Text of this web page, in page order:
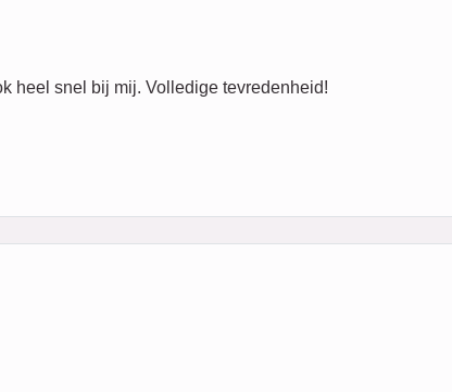
heel snel bij mij. Volledige tevredenheid!